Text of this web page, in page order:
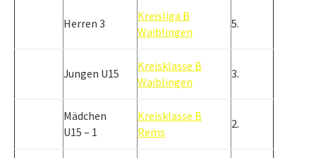
Herren 3
Kreisliga B
Waiblingen
5.
Jungen U15
Kreisklasse B
Waiblingen
3.
Mädchen
U15 – 1
Kreisklasse B
Rems
2.